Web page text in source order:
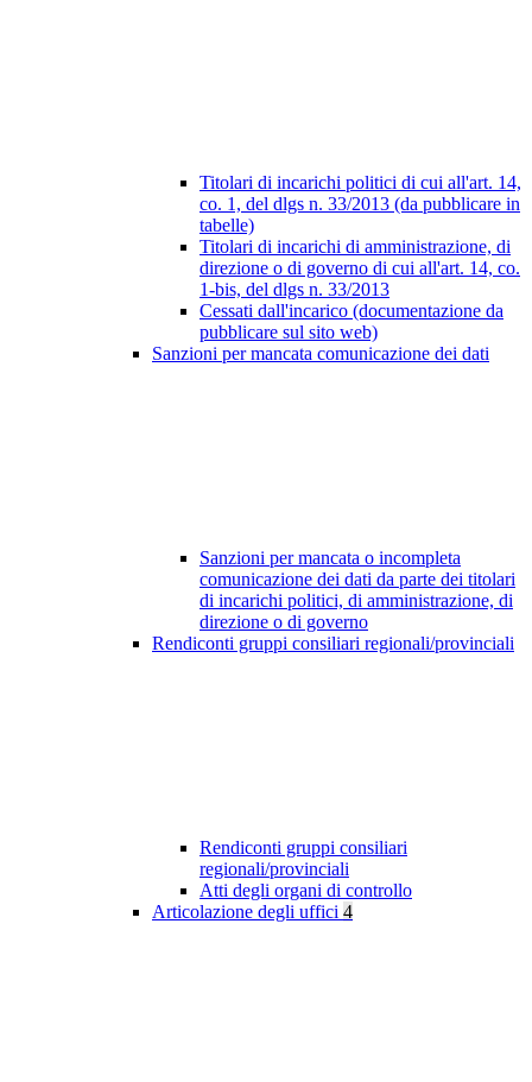
Titolari di incarichi politici di cui all'art. 14,
co. 1, del dlgs n. 33/2013 (da pubblicare in
tabelle)
Titolari di incarichi di amministrazione, di
direzione o di governo di cui all'art. 14, co.
1-bis, del dlgs n. 33/2013
Cessati dall'incarico (documentazione da
pubblicare sul sito web)
Sanzioni per mancata comunicazione dei dati
Sanzioni per mancata o incompleta
comunicazione dei dati da parte dei titolari
di incarichi politici, di amministrazione, di
direzione o di governo
Rendiconti gruppi consiliari regionali/provinciali
Rendiconti gruppi consiliari
regionali/provinciali
Atti degli organi di controllo
Articolazione degli uffici 4